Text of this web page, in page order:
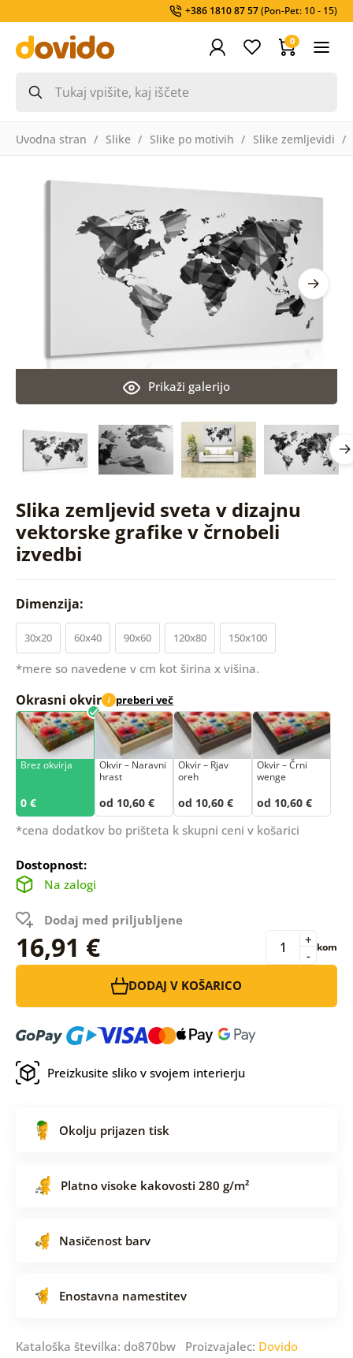
+386 1810 87 57(Pon-Pet: 10 - 15)
0
Uvodna stran Slike Slike po motivih Slike zemljevidi
Slika zemljevid sveta v dizajnu
vektorske grafike v črnobeli
izvedbi
Prikaži galerijo
Dimenzija:
30x20 60x40 90x60 120x80 150x100
*mere so navedene v cm kot širina x višina.
Okrasni okvir i preberi več
Brez okvirja
0 €
Okvir – Naravni
hrast
od 10,60 €
Okvir – Rjav
oreh
od 10,60 €
Okvir – Črni
wenge
od 10,60 €
*cena dodatkov bo prišteta k skupni ceni v košarici
Dostopnost:
Na zalogi
Dodaj med priljubljene
16,91 € -
+ kom
DODAJ V KOŠARICO
Preizkusite sliko v svojem interierju
Okolju prijazen tisk
Platno visoke kakovosti 280 g/m²
Nasičenost barv
Enostavna namestitev
Kataloška številka: do870bw Proizvajalec: Dovido